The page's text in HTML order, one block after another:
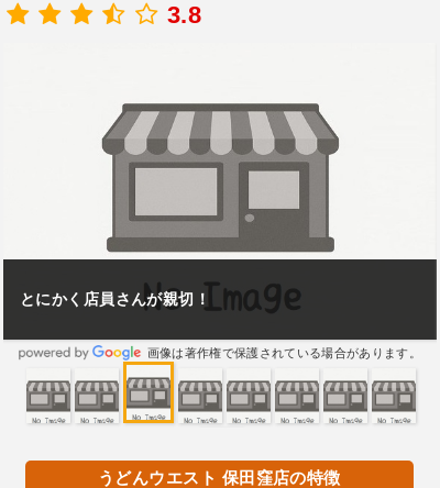
3.8
とにかく店員さんが親切！
画像は著作権で保護されている場合があります。
うどんウエスト 保田窪店の特徴